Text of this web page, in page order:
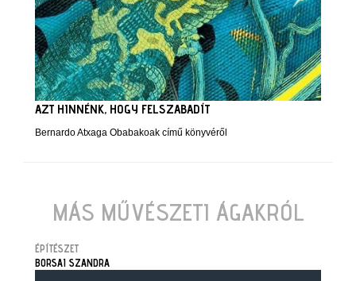
AZT HINNÉNK, HOGY FELSZABADÍT
Bernardo Atxaga Obabakoak című könyvéről
MÁS MŰVÉSZETI ÁGAKRÓL
ÉPÍTÉSZET
BORSAI SZANDRA